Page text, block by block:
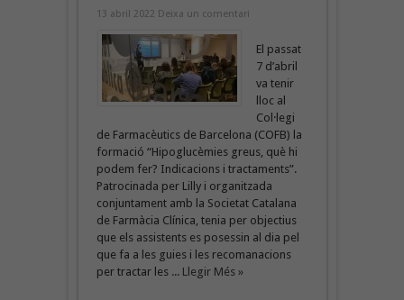
13 abril 2022 Deixa un comentari
El passat
7 d’abril
va tenir
lloc al
Col·legi
de Farmacèutics de Barcelona (COFB) la
formació “Hipoglucèmies greus, què hi
podem fer? Indicacions i tractaments”.
Patrocinada per Lilly i organitzada
conjuntament amb la Societat Catalana
de Farmàcia Clínica, tenia per objectius
que els assistents es posessin al dia pel
que fa a les guies i les recomanacions
per tractar les ... Llegir Més »